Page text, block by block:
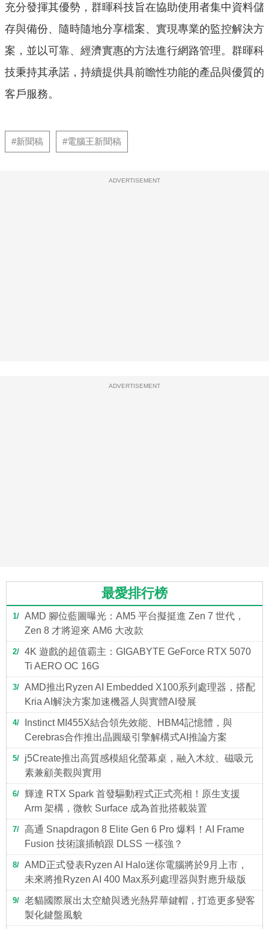
充分發揮其優勢，群暉科技旨在協助使用者集中資料儲
存與備份、隨時隨地分享檔案、實現專業的監控解決方
案，並以可靠、經濟實惠的方法進行網路管理。群暉科
技秉持其承諾，持續提供具前瞻性功能的產品與優質的
客戶服務。
#新聞稿 #電腦王新聞稿
ADVERTISEMENT
ADVERTISEMENT
最愛排行榜
1
AMD 腳位藍圖曝光：AM5 平台擬挺進 Zen 7 世代，
Zen 8 才將迎來 AM6 大改款
2
4K 遊戲的超值霸主：GIGABYTE GeForce RTX 5070
Ti AERO OC 16G
3
AMD推出Ryzen AI Embedded X100系列處理器，搭配
Kria AI解決方案加速機器人與實體AI發展
4
Instinct MI455X結合領先效能、HBM4記憶體，與
Cerebras合作推出晶圓級引擎解構式AI推論方案
5
j5Create推出高質感模組化螢幕桌，融入木紋、磁吸元
素兼顧美觀與實用
6
輝達 RTX Spark 首發驅動程式正式亮相！原生支援
Arm 架構，微軟 Surface 成為首批搭載裝置
7
高通 Snapdragon 8 Elite Gen 6 Pro 爆料！AI Frame
Fusion 技術讓插幀跟 DLSS 一樣強？
8
AMD正式發表Ryzen AI Halo迷你電腦將於9月上市，
未來將推Ryzen AI 400 Max系列處理器與對應升級版
9
老貓國際展出太空艙與透光熱昇華鍵帽，打造更多變客
製化鍵盤風貌